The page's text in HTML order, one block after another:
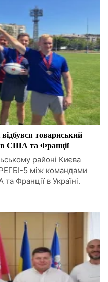
товариський
США та Франції
районі Києва
РЕГБІ-5 між командами
Франції в Україні.